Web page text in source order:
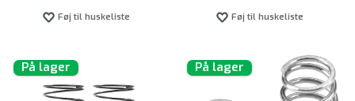
Føj til huskeliste Føj til huskeliste
På lager På lager